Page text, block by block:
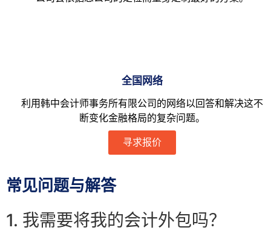
全国网络
利用韩中会计师事务所有限公司的网络以回答和解决这不
断变化金融格局的复杂问题。
寻求报价
常见问题与解答
1. 我需要将我的会计外包吗？